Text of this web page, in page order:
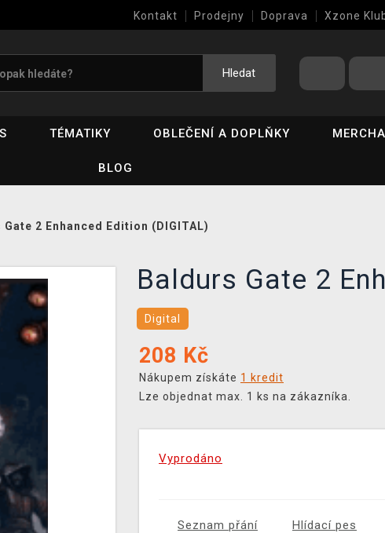
Kontakt Prodejny Doprava Xzone
Hledat
TÉMATIKY OBLEČENÍ A DOPLŇKY
BLOG
Gate 2 Enhanced Edition (DIGITAL)
Baldurs Gate 2
Digital
208 Kč
Nákupem získáte 1 kredit
Lze objednat max. 1 ks na zákazníka.
Vyprodáno
Seznam přání Hlídací pes